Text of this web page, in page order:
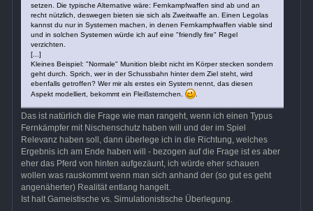
setzen. Die typische Alternative wäre: Fernkampfwaffen sind ab und an
recht nützlich, deswegen bieten sie sich als Zweitwaffe an. Einen Legolas
kannst du nur in Systemen machen, in denen Fernkampfwaffen viable sind
und in solchen Systemen würde ich auf eine "friendly fire" Regel
verzichten.
[...]
Kleines Beispiel: "Normale" Munition bleibt nicht im Körper stecken sondern
geht durch. Sprich, wer in der Schussbahn hinter dem Ziel steht, wird
ebenfalls getroffen? Wer mir als erstes ein System nennt, das diesen
Aspekt modelliert, bekommt ein Fleißsternchen.
.
Das ist natürlich die Frage wie man rangeht, wenn ich einen Typus
Fernkämpfer mit Nischenschutz haben will und der im Spiel
Relevanz haben soll, dann überlege ich in die Richtung, welches
Ergebnis ich am Ende haben will - bezogen auf die Frage ist es aber
eher das Pferd von hinten aufgezäunt, ich würde eher schauen
wollen was rauskommt wenn man sich anhand der (so gut es geht
angenäherter) Realität entlang hangelt.
Ist halt Gameistische vs. Simulationistische Überlegung.